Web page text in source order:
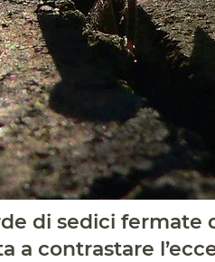
di sedici fermate
a contrastare